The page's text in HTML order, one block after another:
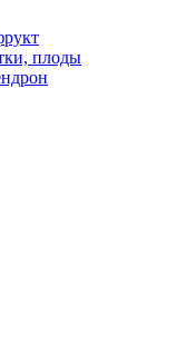
плоды